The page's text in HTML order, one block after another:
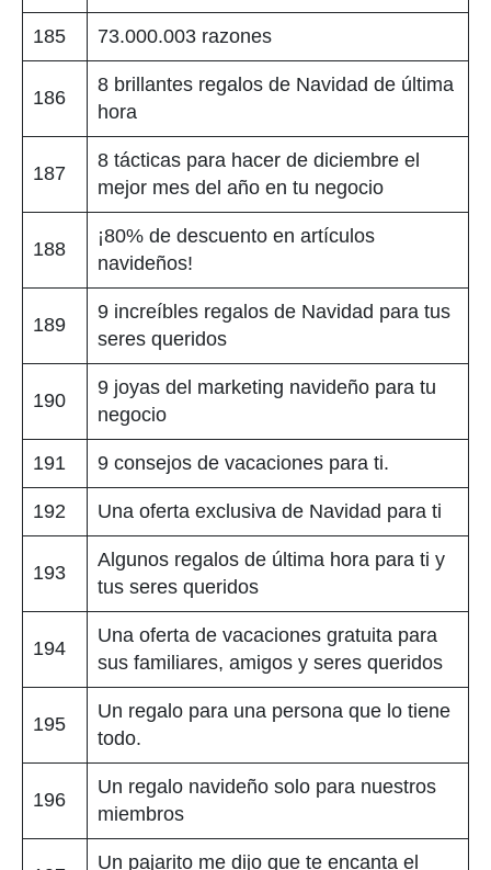
185 73.000.003 razones
186
8 brillantes regalos de Navidad de última
hora
187
8 tácticas para hacer de diciembre el
mejor mes del año en tu negocio
188
¡80% de descuento en artículos
navideños!
189
9 increíbles regalos de Navidad para tus
seres queridos
190
9 joyas del marketing navideño para tu
negocio
191 9 consejos de vacaciones para ti.
192 Una oferta exclusiva de Navidad para ti
193
Algunos regalos de última hora para ti y
tus seres queridos
194
Una oferta de vacaciones gratuita para
sus familiares, amigos y seres queridos
195
Un regalo para una persona que lo tiene
todo.
196
Un regalo navideño solo para nuestros
miembros
Un pajarito me dijo que te encanta el